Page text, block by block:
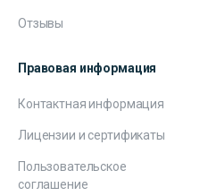
Отзывы
Правовая информация
Контактная информация
Лицензии и сертификаты
Пользовательское
соглашение